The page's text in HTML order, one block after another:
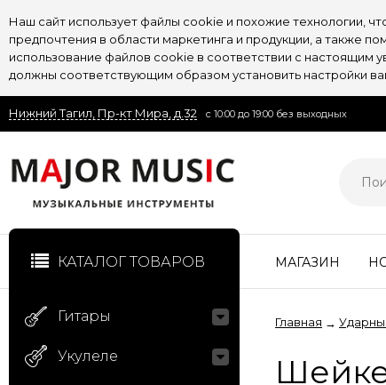
Наш сайт использует файлы cookie и похожие технологии,
предпочтения в области маркетинга и продукции, а также
использование файлов cookie в соответствии с настоящим
должны соответствующим образом установить настройки
Нижний Тагил, Пр-кт Мира, д.32 с 10:00 до 19:00 без выходных
КАТАЛОГ ТОВАРОВ МАГАЗИН
Главная →
Гитары
Укулеле